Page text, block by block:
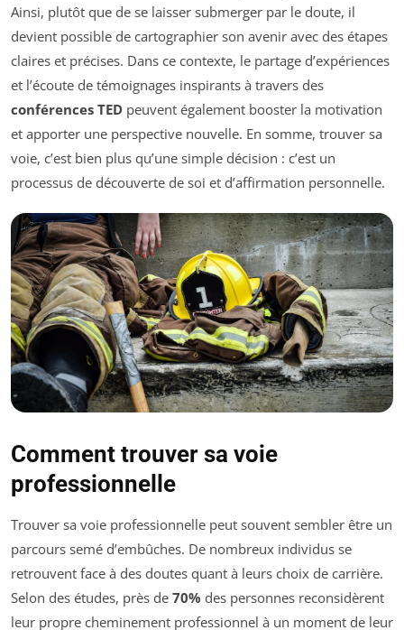
Ainsi, plutôt que de se laisser submerger par le doute, il
devient possible de cartographier son avenir avec des étapes
claires et précises. Dans ce contexte, le partage d’expériences
et l’écoute de témoignages inspirants à travers des
conférences TED peuvent également booster la motivation
et apporter une perspective nouvelle. En somme, trouver sa
voie, c’est bien plus qu’une simple décision : c’est un
processus de découverte de soi et d’affirmation personnelle.
Comment trouver sa voie
professionnelle
Trouver sa voie professionnelle peut souvent sembler être un
parcours semé d’embûches. De nombreux individus se
retrouvent face à des doutes quant à leurs choix de carrière.
Selon des études, près de 70% des personnes reconsidèrent
leur propre cheminement professionnel à un moment de leur